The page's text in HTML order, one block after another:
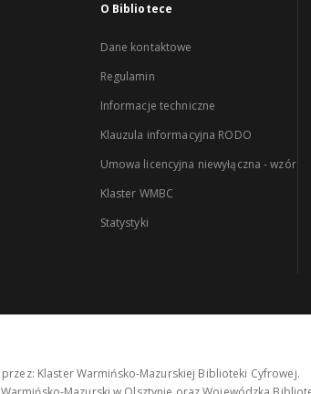
O Bibliotece
Dane kontaktowe
Regulamin
Informacje techniczne
Klauzula informacyjna RODO
Umowa licencyjna niewyłączna - wzór
Klaster WMBC
Statystyki
Klaster Warmińsko-Mazurskiej Biblioteki Cyfrowej.